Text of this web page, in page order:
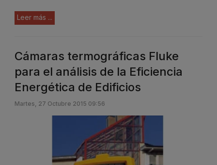
Leer más ...
Cámaras termográficas Fluke
para el análisis de la Eficiencia
Energética de Edificios
Martes, 27 Octubre 2015 09:56